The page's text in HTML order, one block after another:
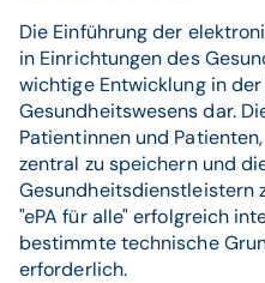
Die Einführung der
in Einrichtungen des
wichtige Entwicklung in
Gesundheitswesens dar.
Patientinnen und
zentral zu speichern und
Gesundheitsdienstleistern
"ePA für alle" erfolgreich
bestimmte technische
erforderlich.